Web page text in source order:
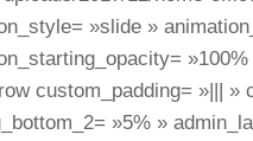
»slide »
custom_padding= »||| »
»5% »